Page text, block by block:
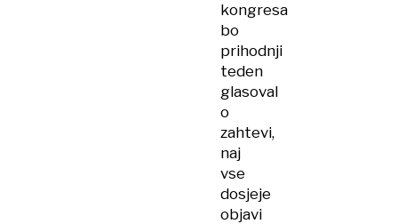
kongresa
bo
prihodnji
teden
glasoval
o
zahtevi,
naj
vse
dosjeje
objavi